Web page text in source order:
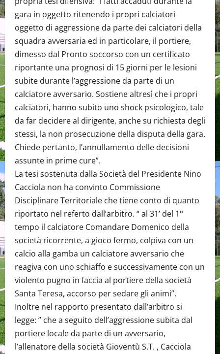
gara in oggetto ritenendo i propri calciatori
oggetto di aggressione da parte dei calciatori della
squadra avversaria ed in particolare, il portiere,
dimesso dal Pronto soccorso con un certificato
riportante una prognosi di 15 giorni per le lesioni
subite durante l’aggressione da parte di un
calciatore avversario. Sostiene altresì che i propri
calciatori, hanno subito uno shock psicologico, tale
da far decidere al dirigente, anche su richiesta degli
stessi, la non prosecuzione della disputa della gara.
Chiede pertanto, l’annullamento delle decisioni
assunte in prime cure”.
La tesi sostenuta dalla Società del Presidente Nino
Cacciola non ha convinto Commissione
Disciplinare Territoriale che tiene conto di quanto
riportato nel referto dall’arbitro. “ al 31’ del 1°
tempo il calciatore Comandare Domenico della
società ricorrente, a gioco fermo, colpiva con un
calcio alla gamba un calciatore avversario che
reagiva con uno schiaffo e successivamente con un
violento pugno in faccia al portiere della società
Santa Teresa, accorso per sedare gli animi”.
Inoltre nel rapporto presentato dall’arbitro si
legge: ” che a seguito dell’aggressione subita dal
portiere locale da parte di un avversario,
l’allenatore della società Gioventù S.T. , Cacciola